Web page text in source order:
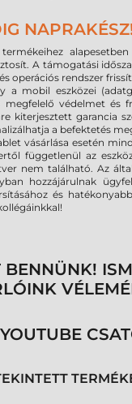
A támogatási
operációs rendszer
a mobil eszközei
védelmet és
kiterjesztett garancia
a befektetés
vásárlása esetén
függetlenül az
nem található. Az
hozzájárulnak
és
BENNÜNK!